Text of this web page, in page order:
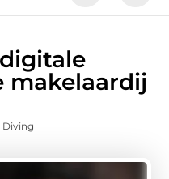
makelaardij
Diving